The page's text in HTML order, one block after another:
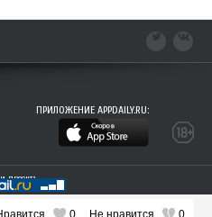
ПРИЛОЖЕНИЕ APPDAILY.RU:
проекта.